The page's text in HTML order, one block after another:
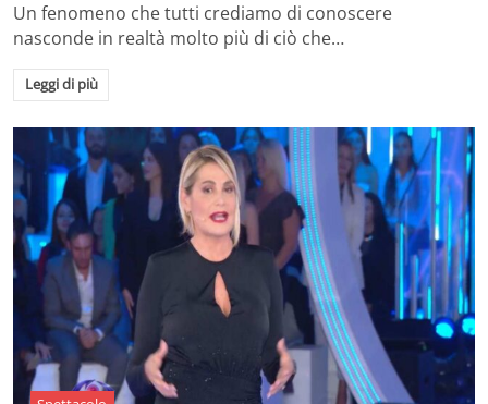
Un fenomeno che tutti crediamo di conoscere
nasconde in realtà molto più di ciò che…
Leggi di più